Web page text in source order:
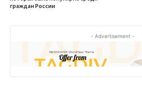
граждан России
- Advertisement -